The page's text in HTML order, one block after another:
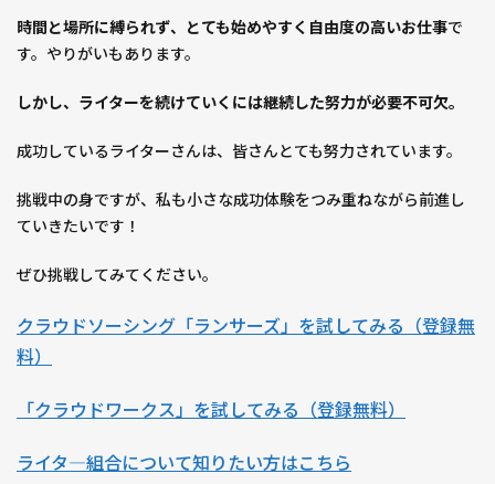
時間と場所に縛られず、とても始めやすく自由度の高いお仕事で
す。やりがいもあります。
しかし、ライターを続けていくには継続した努力が必要不可欠。
成功しているライターさんは、皆さんとても努力されています。
挑戦中の身ですが、私も小さな成功体験をつみ重ねながら前進し
ていきたいです！
ぜひ挑戦してみてください。
クラウドソーシング「ランサーズ」を試してみる（登録無
料）
「クラウドワークス」を試してみる（登録無料）
ライタ―組合について知りたい方はこちら